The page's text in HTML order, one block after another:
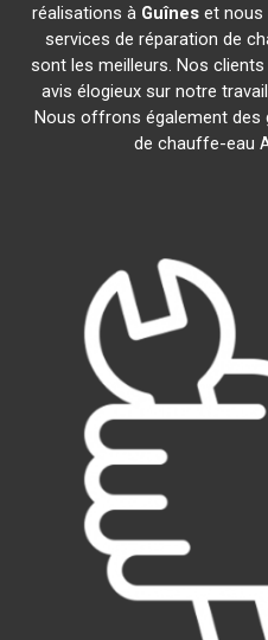
réalisations à Guîneset nous
services de réparation de
sont les meilleurs. Nos
avis élogieux sur notre
Nous offrons également des
de chauffe-eau